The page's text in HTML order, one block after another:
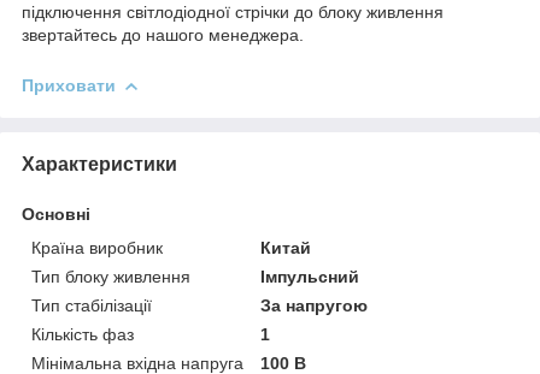
підключення світлодіодної стрічки до блоку живлення
звертайтесь до нашого менеджера.
Приховати
Характеристики
Основні
Країна виробник
Китай
Тип блоку живлення
Імпульсний
Тип стабілізації
За напругою
Кількість фаз
1
Мінімальна вхідна напруга
100 В